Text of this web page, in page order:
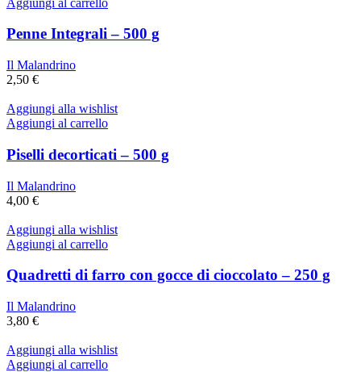
Penne Integrali – 500 g
Il Malandrino
2,50 €
Aggiungi alla wishlist
Aggiungi al carrello
Piselli decorticati – 500 g
Il Malandrino
4,00 €
Aggiungi alla wishlist
Aggiungi al carrello
Quadretti di farro con gocce di cioccolato – 250 g
Il Malandrino
3,80 €
Aggiungi alla wishlist
Aggiungi al carrello